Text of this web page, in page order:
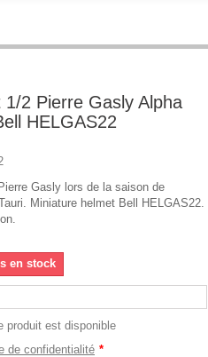
1/2 Pierre Gasly Alpha
HELGAS22
Gasly lors de la saison de
Miniature helmet Bell HELGAS22.
en stock
produit est disponible
de confidentialité *